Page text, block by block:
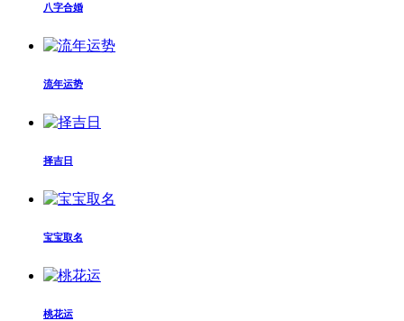
八字合婚
流年运势
择吉日
宝宝取名
桃花运